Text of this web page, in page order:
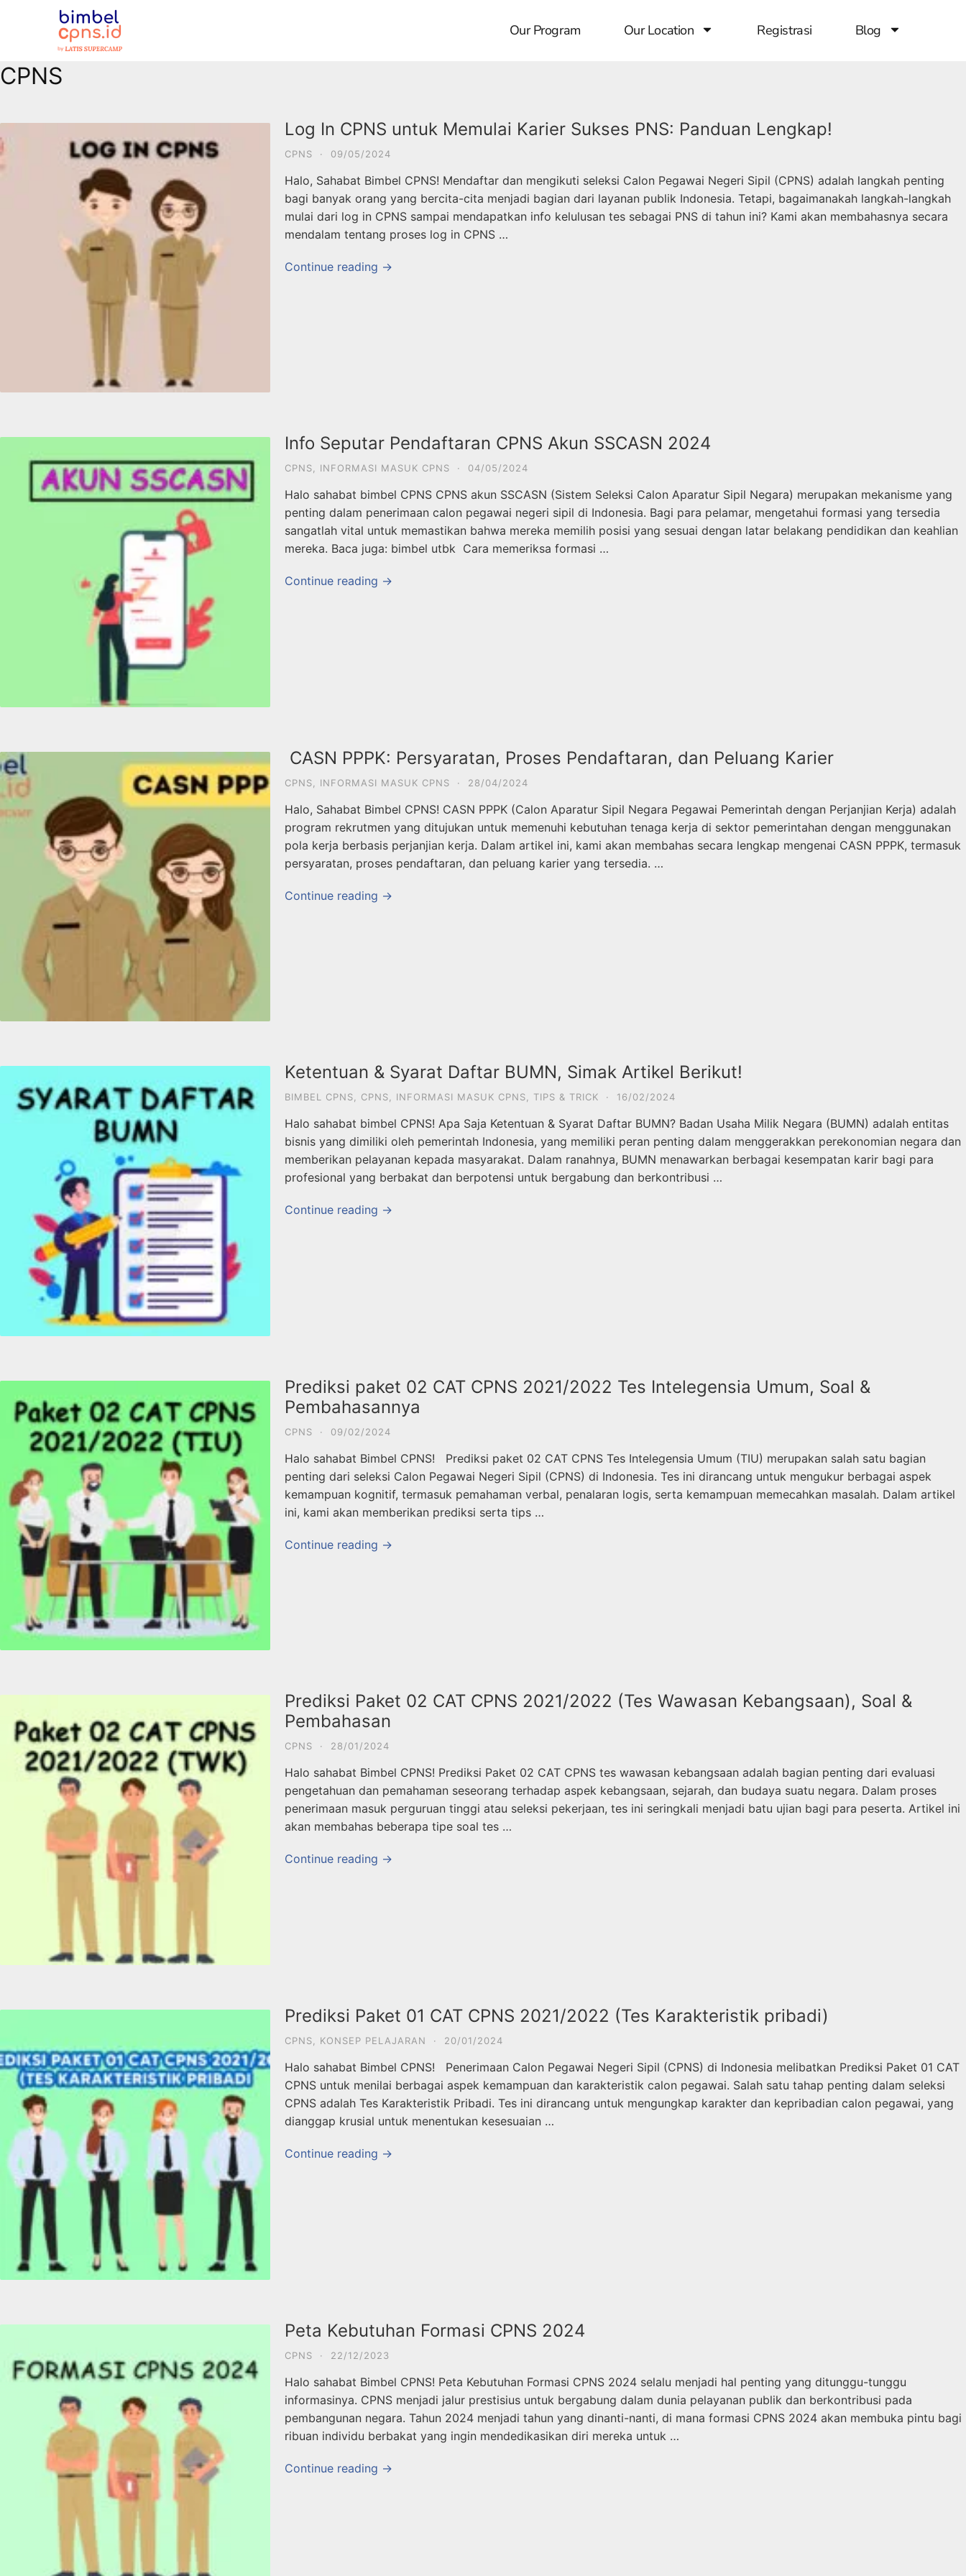
Our Program Our Location Registrasi Blog
CPNS
Log In CPNS untuk Memulai Karier Sukses PNS: Panduan Lengkap!
CPNS · 09/05/2024
Halo, Sahabat Bimbel CPNS! Mendaftar dan mengikuti seleksi Calon Pegawai Negeri Sipil (CPNS) adalah langkah penting
bagi banyak orang yang bercita-cita menjadi bagian dari layanan publik Indonesia. Tetapi, bagaimanakah langkah-langkah
mulai dari log in CPNS sampai mendapatkan info kelulusan tes sebagai PNS di tahun ini? Kami akan membahasnya secara
mendalam tentang proses log in CPNS …
Continue reading →
Info Seputar Pendaftaran CPNS Akun SSCASN 2024
CPNS, INFORMASI MASUK CPNS · 04/05/2024
Halo sahabat bimbel CPNS CPNS akun SSCASN (Sistem Seleksi Calon Aparatur Sipil Negara) merupakan mekanisme yang
penting dalam penerimaan calon pegawai negeri sipil di Indonesia. Bagi para pelamar, mengetahui formasi yang tersedia
sangatlah vital untuk memastikan bahwa mereka memilih posisi yang sesuai dengan latar belakang pendidikan dan keahlian
mereka. Baca juga: bimbel utbk Cara memeriksa formasi …
Continue reading →
CASN PPPK: Persyaratan, Proses Pendaftaran, dan Peluang Karier
CPNS INFORMASI MASUK CPNS · 28/04/2024
Halo, Sahabat Bimbel CPNS! CASN PPPK (Calon Aparatur Sipil Negara Pegawai Pemerintah dengan Perjanjian Kerja) adalah
program rekrutmen yang ditujukan untuk memenuhi kebutuhan tenaga kerja di sektor pemerintahan dengan menggunakan
pola kerja berbasis perjanjian kerja. Dalam artikel ini, kami akan membahas secara lengkap mengenai CASN PPPK, termasuk
persyaratan, proses pendaftaran, dan peluang karier yang tersedia. …
Continue reading →
Ketentuan & Syarat Daftar BUMN, Simak Artikel Berikut!
BIMBEL CPNS, CPNS, INFORMASI MASUK CPNS, TIPS & TRICK · 16/02/2024
Halo sahabat bimbel CPNS! Apa Saja Ketentuan & Syarat Daftar BUMN? Badan Usaha Milik Negara (BUMN) adalah entitas
bisnis yang dimiliki oleh pemerintah Indonesia, yang memiliki peran penting dalam menggerakkan perekonomian negara dan
memberikan pelayanan kepada masyarakat. Dalam ranahnya, BUMN menawarkan berbagai kesempatan karir bagi para
profesional yang berbakat dan berpotensi untuk bergabung dan berkontribusi …
Continue reading →
Prediksi paket 02 CAT CPNS 2021/2022 Tes Intelegensia Umum, Soal &
Pembahasannya
CPNS · 09/02/2024
Halo sahabat Bimbel CPNS! Prediksi paket 02 CAT CPNS Tes Intelegensia Umum (TIU) merupakan salah satu bagian
penting dari seleksi Calon Pegawai Negeri Sipil (CPNS) di Indonesia. Tes ini dirancang untuk mengukur berbagai aspek
kemampuan kognitif, termasuk pemahaman verbal, penalaran logis, serta kemampuan memecahkan masalah. Dalam artikel
ini, kami akan memberikan prediksi serta tips …
Continue reading →
Prediksi Paket 02 CAT CPNS 2021/2022 (Tes Wawasan Kebangsaan), Soal &
Pembahasan
CPNS · 28/01/2024
Halo sahabat Bimbel CPNS! Prediksi Paket 02 CAT CPNS tes wawasan kebangsaan adalah bagian penting dari evaluasi
pengetahuan dan pemahaman seseorang terhadap aspek kebangsaan, sejarah, dan budaya suatu negara. Dalam proses
penerimaan masuk perguruan tinggi atau seleksi pekerjaan, tes ini seringkali menjadi batu ujian bagi para peserta. Artikel ini
akan membahas beberapa tipe soal tes …
Continue reading →
Prediksi Paket 01 CAT CPNS 2021/2022 (Tes Karakteristik pribadi)
CPNS KONSEP PELAJARAN · 20/01/2024
Halo sahabat Bimbel CPNS! Penerimaan Calon Pegawai Negeri Sipil (CPNS) di Indonesia melibatkan Prediksi Paket 01 CAT
CPNS untuk menilai berbagai aspek kemampuan dan karakteristik calon pegawai. Salah satu tahap penting dalam seleksi
CPNS adalah Tes Karakteristik Pribadi. Tes ini dirancang untuk mengungkap karakter dan kepribadian calon pegawai, yang
dianggap krusial untuk menentukan kesesuaian …
Continue reading →
Peta Kebutuhan Formasi CPNS 2024
CPNS · 22/12/2023
Halo sahabat Bimbel CPNS! Peta Kebutuhan Formasi CPNS 2024 selalu menjadi hal penting yang ditunggu-tunggu
informasinya. CPNS menjadi jalur prestisius untuk bergabung dalam dunia pelayanan publik dan berkontribusi pada
pembangunan negara. Tahun 2024 menjadi tahun yang dinanti-nanti, di mana formasi CPNS 2024 akan membuka pintu bagi
ribuan individu berbakat yang ingin mendedikasikan diri mereka untuk …
Continue reading →